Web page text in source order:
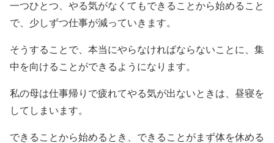
一つひとつ、やる気がなくてもできることから始めること
で、少しずつ仕事が減っていきます。
そうすることで、本当にやらなければならないことに、集
中を向けることができるようになります。
私の母は仕事帰りで疲れてやる気が出ないときは、昼寝を
してしまいます。
できることから始めるとき、できることがまず体を休める